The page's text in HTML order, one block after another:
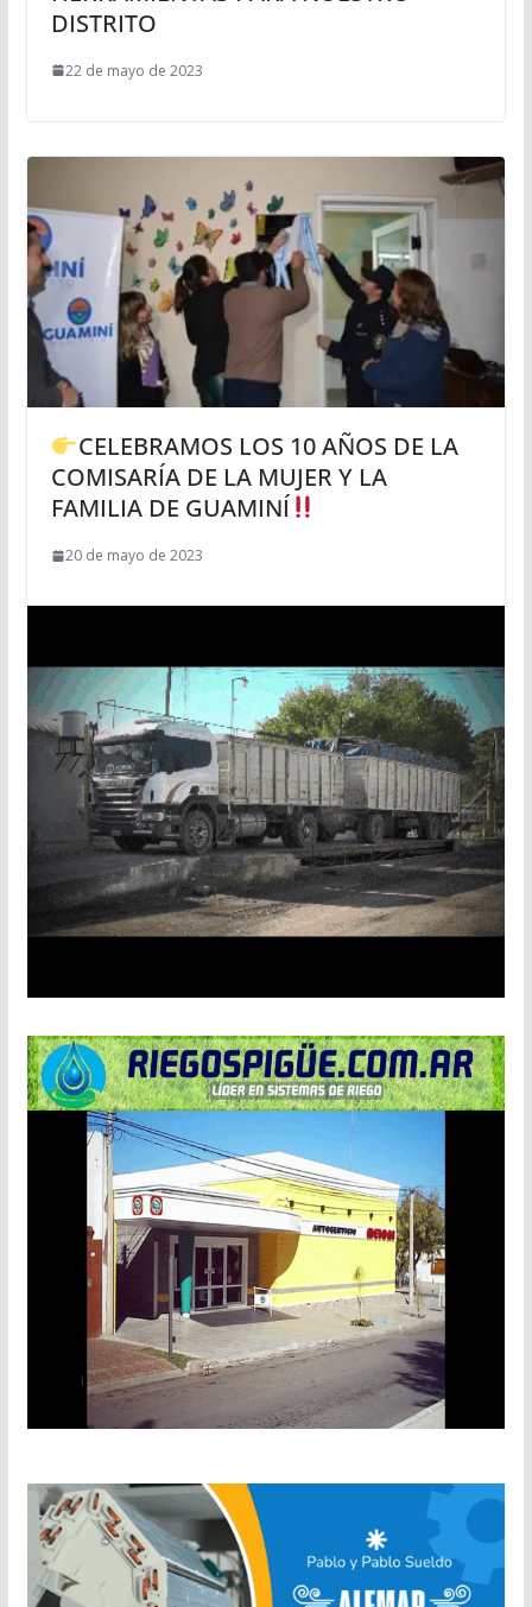
DISTRITO
22 de mayo de 2023
CELEBRAMOS LOS 10 AÑOS DE LA
COMISARÍA DE LA MUJER Y LA
FAMILIA DE GUAMINÍ
20 de mayo de 2023